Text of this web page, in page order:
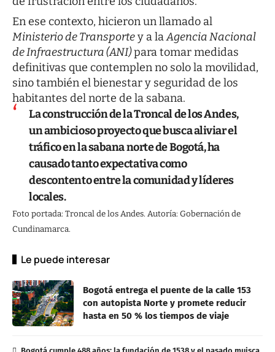
En ese contexto, hicieron un llamado al
Ministerio de Transportey a laAgencia Nacional
de Infraestructura (ANI)para tomar medidas
definitivas que contemplen no solo la movilidad,
sino también el bienestar y seguridad de los
habitantes del norte de la sabana.
La construcción de la Troncal de los Andes,
un ambicioso proyecto que busca aliviar el
tráfico en la sabana norte de Bogotá, ha
causado tanto expectativa como
descontento entre la comunidad y líderes
locales.
Foto portada: Troncal de los Andes. Autoría: Gobernación de
Cundinamarca.
Le puede interesar
Bogotá entrega el puente de la calle 153
con autopista Norte y promete reducir
hasta en 50 % los tiempos de viaje